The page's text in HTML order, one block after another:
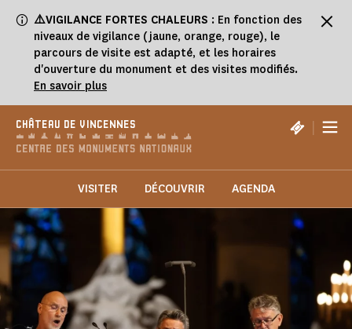
⚠️VIGILANCE FORTES CHALEURS : En fonction des
niveaux de vigilance (jaune, orange, rouge), le
parcours de visite est adapté, et les horaires
d'ouverture du monument et des visites modifiés.
En savoir plus
CHÂTEAU DE VINCENNES |
VISITER DÉCOUVRIR AGENDA